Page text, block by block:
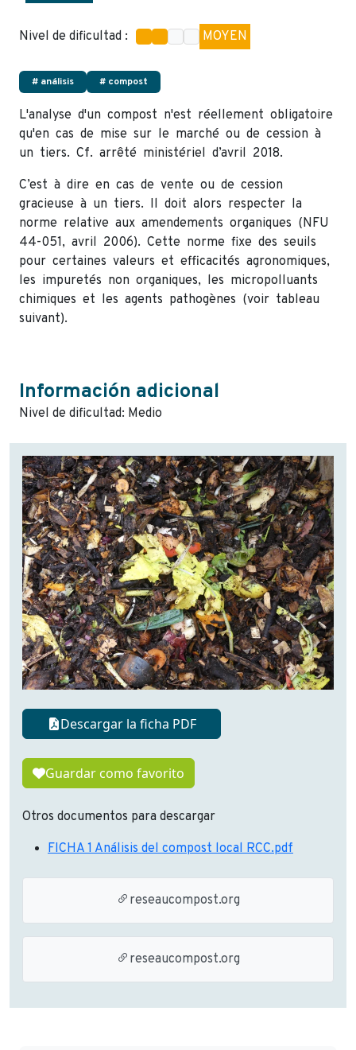
Nivel de dificultad : MOYEN
# análisis # compost
L'analyse d'un compost n'est réellement obligatoire
qu'en cas de mise sur le marché ou de cession à
un tiers. Cf. arrêté ministériel d’avril 2018.
C’est à dire en cas de vente ou de cession
gracieuse à un tiers. Il doit alors respecter la
norme relative aux amendements organiques (NFU
44-051, avril 2006). Cette norme fixe des seuils
pour certaines valeurs et efficacités agronomiques,
les impuretés non organiques, les micropolluants
chimiques et les agents pathogènes (voir tableau
suivant).
Información adicional
Nivel de dificultad: Medio
Descargar la ficha PDF
Guardar como favorito
Otros documentos para descargar
FICHA 1 Análisis del compost local RCC.pdf
reseaucompost.org
reseaucompost.org